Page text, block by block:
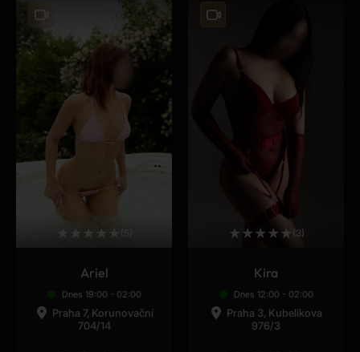
★ ★ ★ ★ ★
Ariel
Dnes 19:00 - 02:00
Praha 7, Korunovační
704/14
★ ★ ★ ★ ★ (3)
Kira
Dnes 12:00 - 02:00
Praha 3, Kubelikova
976/3